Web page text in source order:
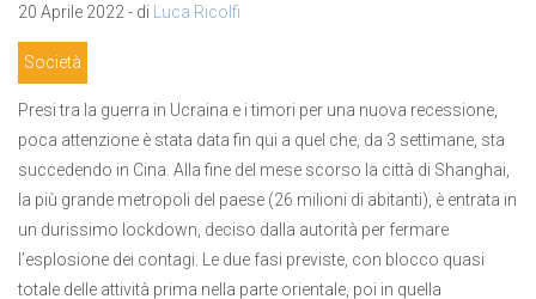
20 Aprile 2022 - di Luca Ricolfi
Società
Presi tra la guerra in Ucraina e i timori per una nuova recessione,
poca attenzione è stata data fin qui a quel che, da 3 settimane, sta
succedendo in Cina. Alla fine del mese scorso la città di Shanghai,
la più grande metropoli del paese (26 milioni di abitanti), è entrata in
un durissimo lockdown, deciso dalla autorità per fermare
l’esplosione dei contagi. Le due fasi previste, con blocco quasi
totale delle attività prima nella parte orientale, poi in quella